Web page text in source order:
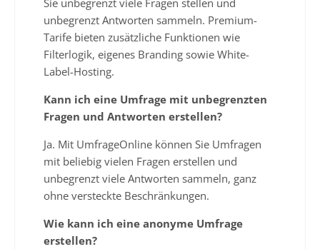
unbegrenzt Antworten sammeln. Premium-
Tarife bieten zusätzliche Funktionen wie
Filterlogik, eigenes Branding sowie White-
Label-Hosting.
Kann ich eine Umfrage mit unbegrenzten
Fragen und Antworten erstellen?
Ja. Mit UmfrageOnline können Sie Umfragen
mit beliebig vielen Fragen erstellen und
unbegrenzt viele Antworten sammeln, ganz
ohne versteckte Beschränkungen.
Wie kann ich eine anonyme Umfrage
erstellen?